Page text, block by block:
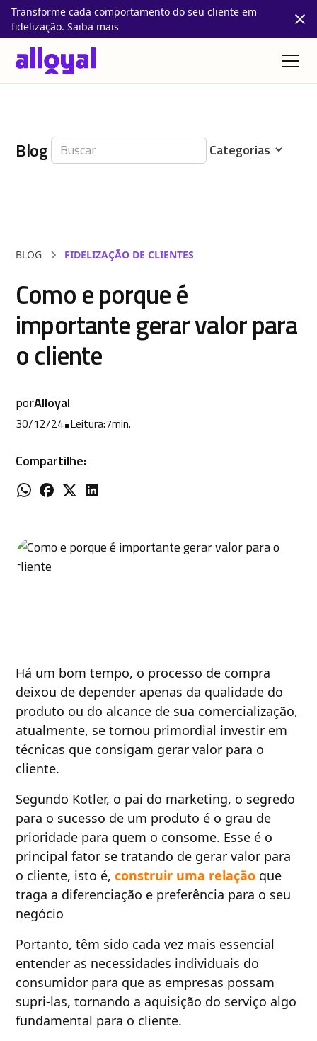
Transforme cada comportamento do seu cliente em
fidelização. Saiba mais
Blog
BLOG FIDELIZAÇÃO DE CLIENTES
Como e porque é
importante gerar valor para
o cliente
porAlloyal
30/12/24•Leitura:7min.
Compartilhe:
Há um bom tempo, o processo de compra
deixou de depender apenas da qualidade do
produto ou do alcance de sua comercialização,
atualmente, se tornou primordial investir em
técnicas que consigam gerar valor para o
cliente.
Segundo Kotler, o pai do marketing, o segredo
para o sucesso de um produto é o grau de
prioridade para quem o consome. Esse é o
principal fator se tratando de gerar valor para
o cliente, isto é,construir uma relação que
traga a diferenciação e preferência para o seu
negócio
Portanto, têm sido cada vez mais essencial
entender as necessidades individuais do
consumidor para que as empresas possam
supri-las, tornando a aquisição do serviço algo
fundamental para o cliente.